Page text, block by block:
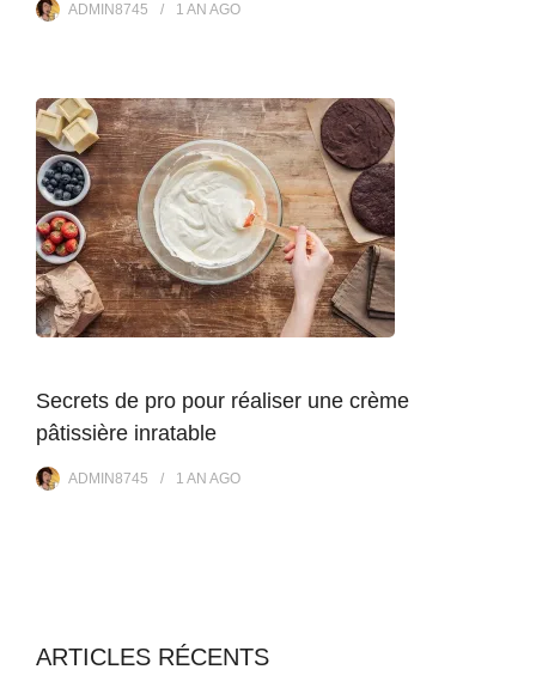
ADMIN8745 1 AN AGO
Secrets de pro pour réaliser une crème
pâtissière inratable
ADMIN8745 1 AN AGO
ARTICLES RÉCENTS